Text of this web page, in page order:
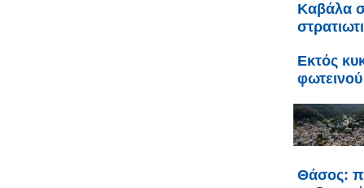
Καβάλα
Εκτός
Θάσος: